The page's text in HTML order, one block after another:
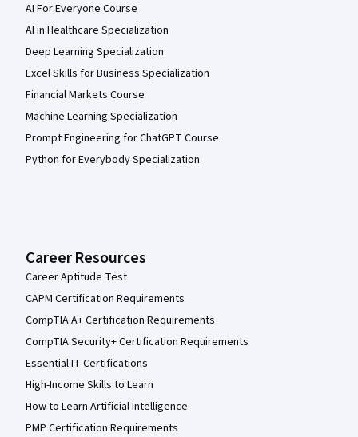
AI For Everyone Course
AI in Healthcare Specialization
Deep Learning Specialization
Excel Skills for Business Specialization
Financial Markets Course
Machine Learning Specialization
Prompt Engineering for ChatGPT Course
Python for Everybody Specialization
Career Resources
Career Aptitude Test
CAPM Certification Requirements
CompTIA A+ Certification Requirements
CompTIA Security+ Certification Requirements
Essential IT Certifications
High-Income Skills to Learn
How to Learn Artificial Intelligence
PMP Certification Requirements